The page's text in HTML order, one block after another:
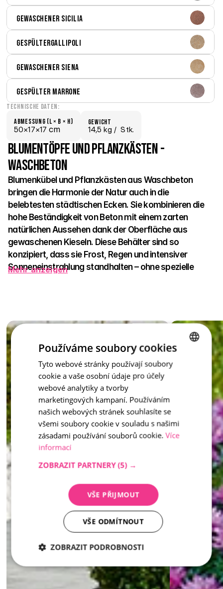
Gewaschener Sicilia
GespülterGallipoli
Gewaschener Siena
Gespülter Marrone
Technische Daten:
Abmessung (L × B × H)
50×17×17 cm
Gewicht
14,5 kg /
  Stk.
Blumentöpfe und Pflanzkästen -
Waschbeton
Blumenkübel und Pflanzkästen aus Waschbeton
bringen die Harmonie der Natur auch in die
belebtesten städtischen Ecken. Sie kombinieren die
hohe Beständigkeit von Beton mit einem zarten
natürlichen Aussehen dank der Oberfläche aus
gewaschenen Kieseln. Diese Behälter sind so
konzipiert, dass sie Frost, Regen und intensiver
Sonneneinstrahlung standhalten – ohne spezielle
städtische Straßen und private Gärten. Ihre klaren Linien und
die natürliche Oberfläche wirken natürlich und gleichzeitig
elegant. Dank verschiedener Formen und Größen lassen sie
sich leicht mit anderen Elementen der städtischen Möblierung
oder Gartenarchitektur kombinieren.
Stilvoll, robust und zeitlos – das sind die Pflanzkübel aus
Waschbeton.
Mehr anzeigen
Inspiration - Waschbeton
CZECH
Používáme soubory cookies
Tyto webové stránky používají soubory
cookie a vaše osobní údaje pro účely
webové analytiky a tvorby
marketingových kampaní. Používáním
našich webových stránek souhlasíte se
všemi soubory cookie v souladu s našimi
zásadami používání souborů cookie. Více
informací
ZOBRAZIT PARTNERY (5) →
VŠE PŘIJMOUT
VŠE ODMÍTNOUT
ZOBRAZIT PODROBNOSTI
Nezbytně
Analytika Marketing